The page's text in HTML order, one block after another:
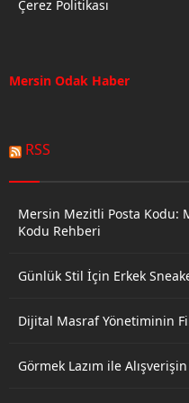
Çerez Politikası
Mersin Odak Haber
RSS
Mersin Mezitli Posta Kodu:
Kodu Rehberi
Günlük Stil İçin Erkek
Dijital Masraf Yönetiminin
Görmek Lazım ile